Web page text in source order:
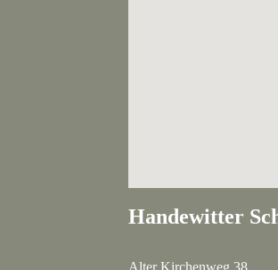
Handewitter
Alter Kirchenweg 38